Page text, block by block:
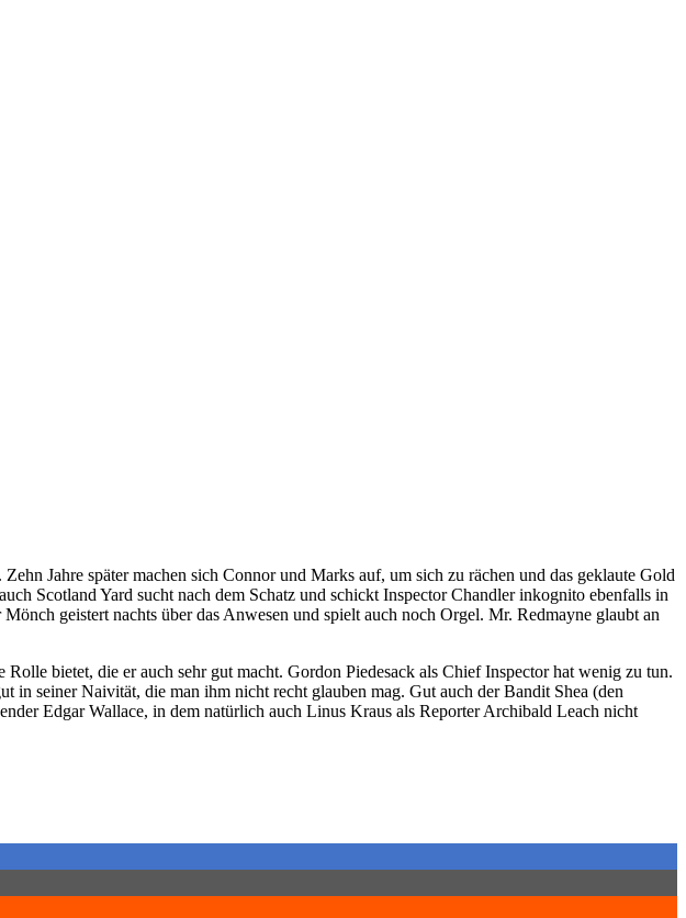
Jahre später machen sich Connor und Marks auf, um sich zu rächen und das geklaute Gold
Scotland Yard sucht nach dem Schatz und schickt Inspector Chandler inkognito ebenfalls in
geistert nachts über das Anwesen und spielt auch noch Orgel. Mr. Redmayne glaubt an
bietet, die er auch sehr gut macht. Gordon Piedesack als Chief Inspector hat wenig zu tun.
in seiner Naivität, die man ihm nicht recht glauben mag. Gut auch der Bandit Shea (den
Edgar Wallace, in dem natürlich auch Linus Kraus als Reporter Archibald Leach nicht